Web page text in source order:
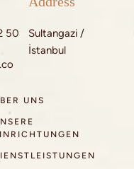
İstanbul